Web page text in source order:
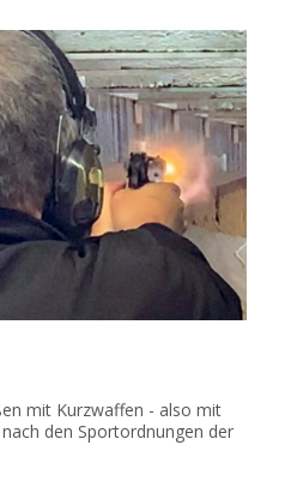
mit Kurzwaffen - also mit
den Sportordnungen der